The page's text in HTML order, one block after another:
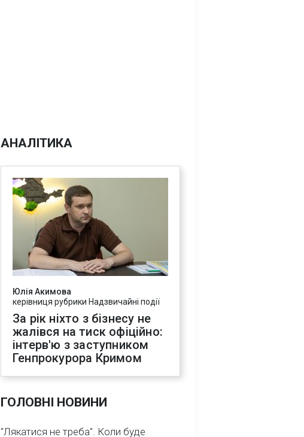
АНАЛІТИКА
Юлія Акимова
керівниця рубрики Надзвичайні події
За рік ніхто з бізнесу не
жалівся на тиск офіційно:
інтерв'ю з заступником
Генпрокурора Кримом
ГОЛОВНІ НОВИНИ
"Лякатися не треба". Коли буде